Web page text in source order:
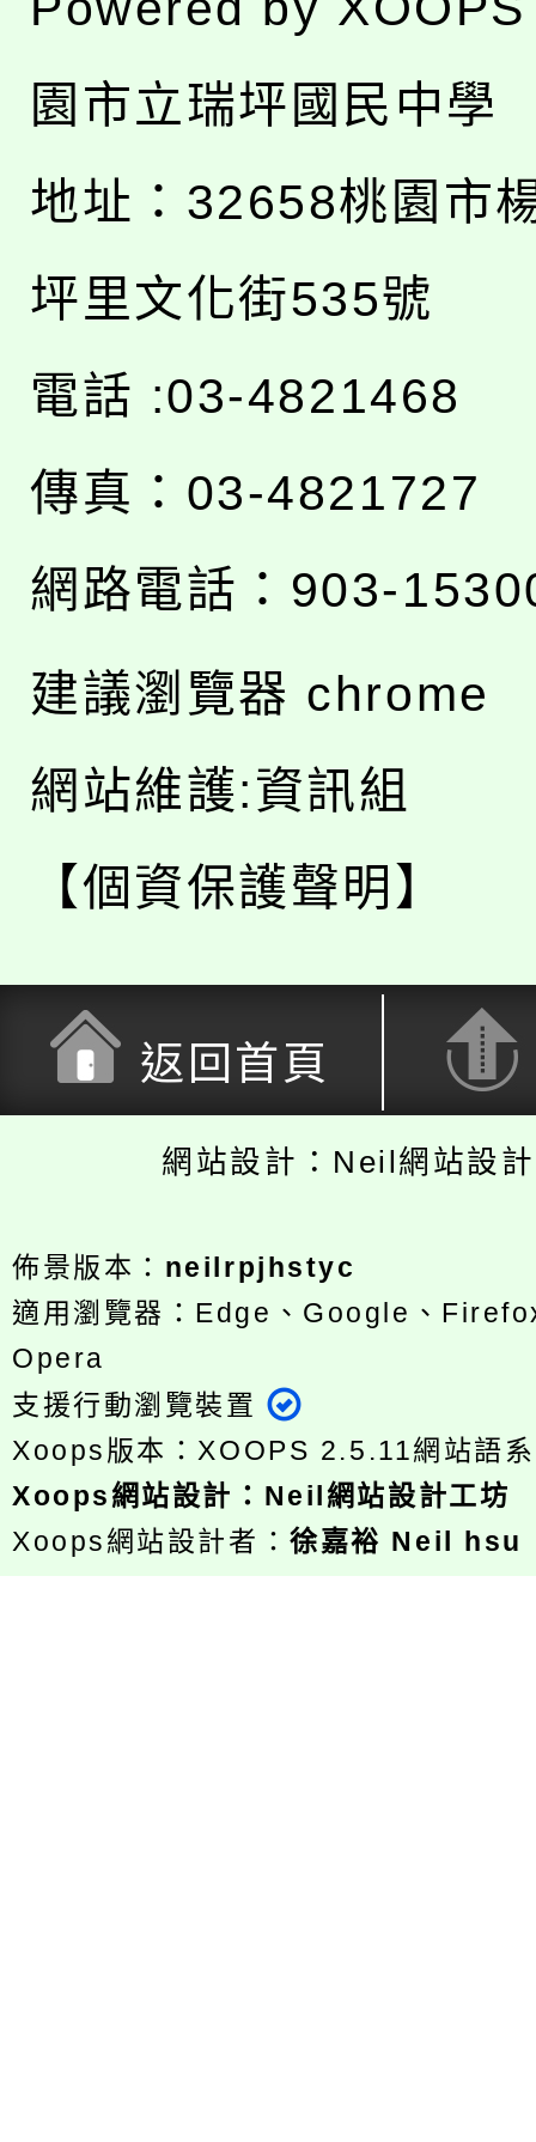
園市立瑞坪國民中學
地址： 32658桃園市
坪里文化街535號
電話 :03-4821468
傳真：03-4821727
網路電話：903-
建議瀏覽器 chrome
網站維護:資訊組
【個資保護聲明】
返回首頁
網站設計：Neil網站設
佈景版本： neilrpjhstyc
適用瀏覽器：Edge、Google、
Opera
支援行動瀏覽裝置
Xoops版本： XOOPS 2.5.11網站語
Xoops網站設計 ： Neil網站設計工坊
Xoops網站設計者：徐嘉裕 Neil hsu